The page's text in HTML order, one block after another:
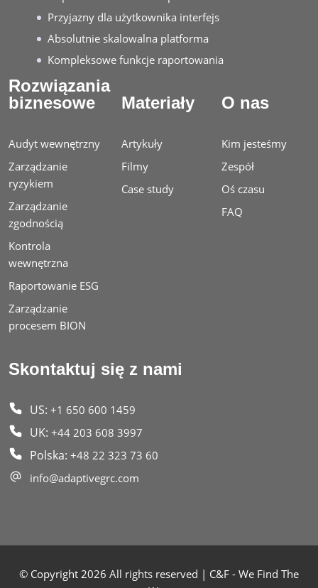
Przyjazny dla użytkownika interfejs
Absolutnie skalowalna platforma
Kompleksowe funkcje raportowania
Rozwiązania
biznesowe
Audyt wewnętrzny
Zarządzanie
ryzykiem
Zarządzanie
zgodnością
Kontrola
wewnętrzna
Raportowanie ESG
Zarządzanie
procesem BION
Materiały
Artykuły
Filmy
Case study
O nas
Kim jesteśmy
Zespół
Oś czasu
FAQ
Skontaktuj się z nami
US: +1 650 600 1459
UK: +44 203 608 3997
Polska: +48 22 323 73 60
info@adaptivegrc.com
© Copyright 2026 All rights reserved | C&F - We Find The